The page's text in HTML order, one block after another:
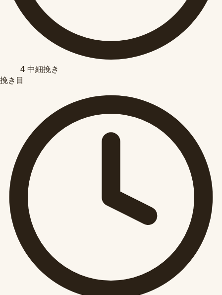
4中細挽き
挽き目